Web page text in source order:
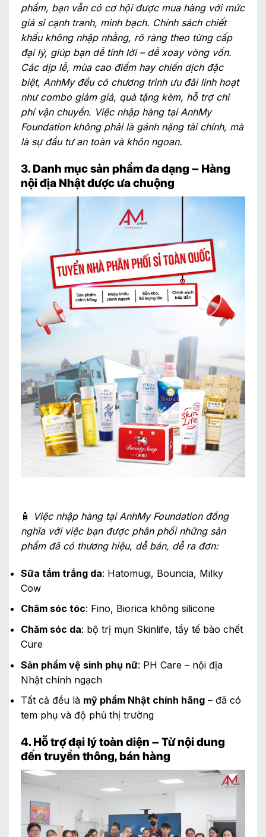
phẩm, bạn vẫn có cơ hội được mua hàng với mức
giá sỉ cạnh tranh, minh bạch. Chính sách chiết
khấu không nhập nhằng, rõ ràng theo từng cấp
đại lý, giúp bạn dễ tính lời – dễ xoay vòng vốn.
Các dịp lễ, mùa cao điểm hay chiến dịch đặc
biệt, AnhMy đều có chương trình ưu đãi linh hoạt
như combo giảm giá, quà tặng kèm, hỗ trợ chi
phí vận chuyển. Việc nhập hàng tại AnhMy
Foundation không phải là gánh nặng tài chính, mà
là sự đầu tư an toàn và khôn ngoan.
3. Danh mục sản phẩm đa dạng – Hàng
nội địa Nhật được ưa chuộng
🧴
Việc nhập hàng tại AnhMy Foundation đồng
nghĩa với việc bạn được phân phối những sản
phẩm đã có thương hiệu, dễ bán, dễ ra đơn:
Sữa tắm trắng da: Hatomugi, Bouncia, Milky
Cow
Chăm sóc tóc: Fino, Biorica không silicone
Chăm sóc da: bộ trị mụn Skinlife, tẩy tế bào chết
Cure
Sản phẩm vệ sinh phụ nữ: PH Care – nội địa
Nhật chính ngạch
Tất cả đều là mỹ phẩm Nhật chính hãng – đã có
tem phụ và độ phủ thị trường
4. Hỗ trợ đại lý toàn diện – Từ nội dung
đến truyền thông, bán hàng